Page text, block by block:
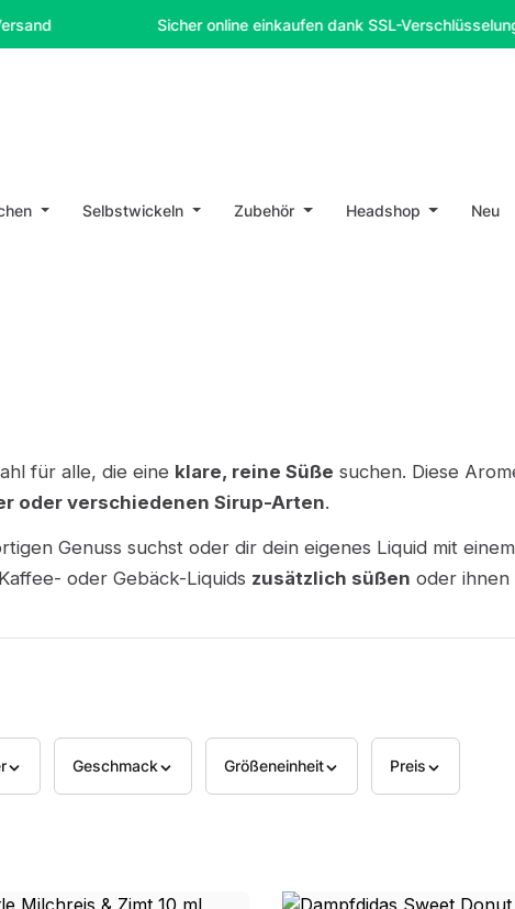
Sicher online einkaufen dank SSL-Verschlüsselung
Selbstwickeln Zubehör Headshop Neu
für alle, die eine klare, reine Süße suchen. Diese
oder verschiedenen Sirup-Arten.
Genuss suchst oder dir dein eigenes Liquid mit
oder Gebäck-Liquids zusätzlich süßen oder ihnen
Geschmack Größeneinheit Preis